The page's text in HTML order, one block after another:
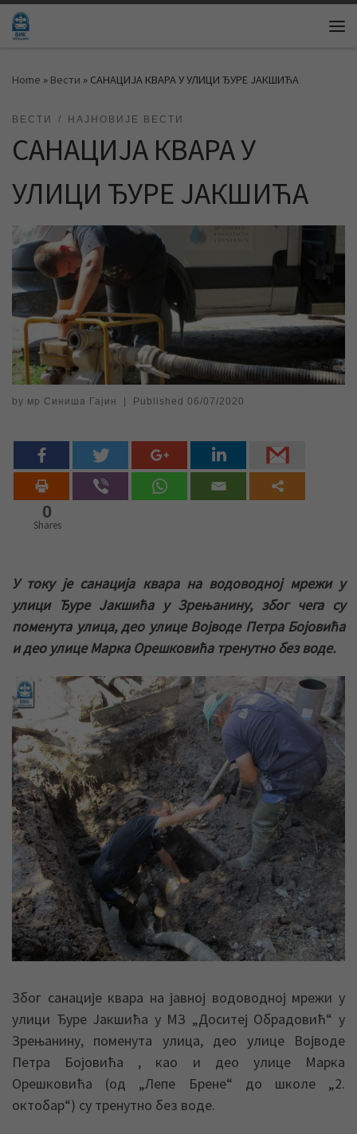
Skip to content
Home » Вести » САНАЦИЈА КВАРА У УЛИЦИ ЂУРЕ ЈАКШИЋА
ВЕСТИ НАЈНОВИЈЕ ВЕСТИ
САНАЦИЈА КВАРА У
УЛИЦИ ЂУРЕ ЈАКШИЋА
by мр Синиша Гајин Published 06/07/2020
0
Shares
У току је санација квара на водоводној мрежи у
улици Ђуре Јакшића у Зрењанину, због чега су
поменута улица, део улице Војводе Петра Бојовића
и део улице Марка Орешковића тренутно без воде.
Због санације квара на јавној водоводној мрежи у
улици Ђуре Јакшића у МЗ „Доситеј Обрадовић“ у
Зрењанину, поменута улица, део улице Војводе
Петра Бојовића , као и део улице Марка
Орешковића (од „Лепе Брене“ до школе „2.
октобар“) су тренутно без воде.